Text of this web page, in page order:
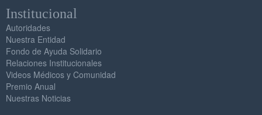
Institucional
Autoridades
Nuestra Entidad
Fondo de Ayuda Solidario
Relaciones Institucionales
Videos Médicos y Comunidad
Premio Anual
Nuestras Noticias